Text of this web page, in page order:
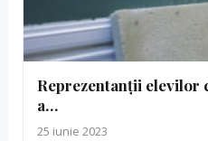
Reprezentanții elevilor
a…
25 iunie 2023